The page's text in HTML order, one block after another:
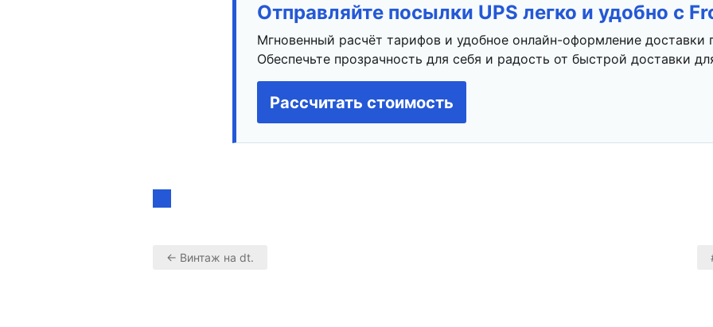
Отправляйте посылки UPS легко и удобно с
Мгновенный расчёт тарифов и удобное онлайн-оформление доставки
Обеспечьте прозрачность для себя и радость от быстрой доставки
Рассчитать стоимость
← Винтаж на dt.